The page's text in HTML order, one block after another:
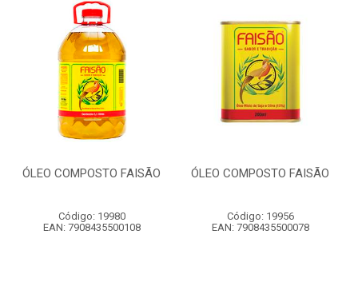
ÓLEO COMPOSTO FAISÃO
Código: 19980
EAN: 7908435500108
ÓLEO COMPOSTO FAISÃO
Código: 19956
EAN: 7908435500078